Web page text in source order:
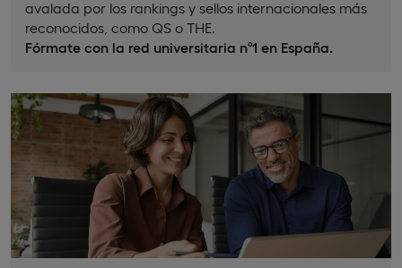
avalada por los rankings y sellos internacionales más
reconocidos, como QS o THE.
Fórmate con la red universitaria nº1 en España.